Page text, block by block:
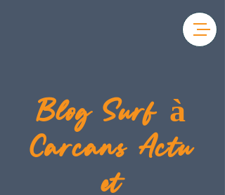
Blog Surf à
Carcans Actu
et